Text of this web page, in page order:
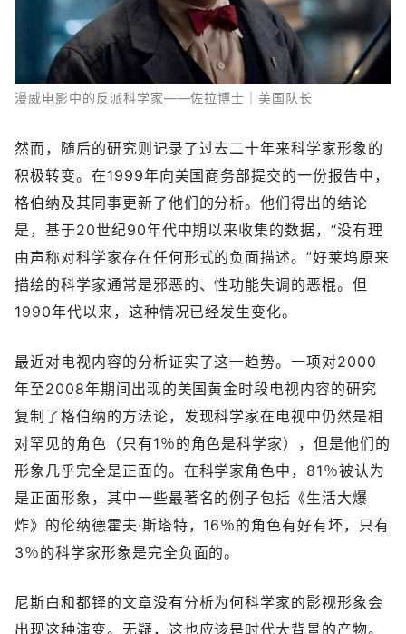
漫威电影中的反派科学家——佐拉博士｜美国队长
然而，随后的研究则记录了过去二十年来科学家形象的
积极转变。在1999年向美国商务部提交的一份报告中，
格伯纳及其同事更新了他们的分析。他们得出的结论
是，基于20世纪90年代中期以来收集的数据，“没有理
由声称对科学家存在任何形式的负面描述。”好莱坞原来
描绘的科学家通常是邪恶的、性功能失调的恶棍。但
1990年代以来，这种情况已经发生变化。
最近对电视内容的分析证实了这一趋势。一项对2000
年至2008年期间出现的美国黄金时段电视内容的研究
复制了格伯纳的方法论，发现科学家在电视中仍然是相
对罕见的角色（只有1％的角色是科学家），但是他们的
形象几乎完全是正面的。在科学家角色中，81％被认为
是正面形象，其中一些最著名的例子包括《生活大爆
炸》的伦纳德霍夫·斯塔特，16％的角色有好有坏，只有
3％的科学家形象是完全负面的。
尼斯白和都铎的文章没有分析为何科学家的影视形象会
出现这种演变。无疑，这也应该是时代大背景的产物。